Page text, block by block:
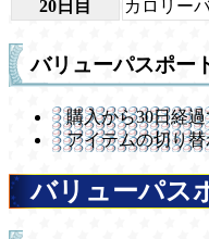
20日目 カロリー
バリューパスポー
購入から30日経
アイテムの切り
バリューパス